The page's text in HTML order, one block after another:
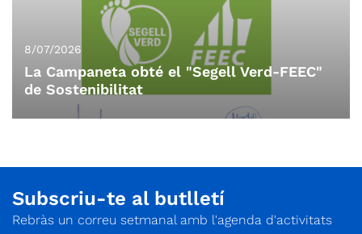
8/07/2026
La Campaneta obté el "Segell Verd-FEEC"
de Sostenibilitat
Subscriu-te al butlletí
Rebràs un correu setmanal amb l'agenda d'activitats